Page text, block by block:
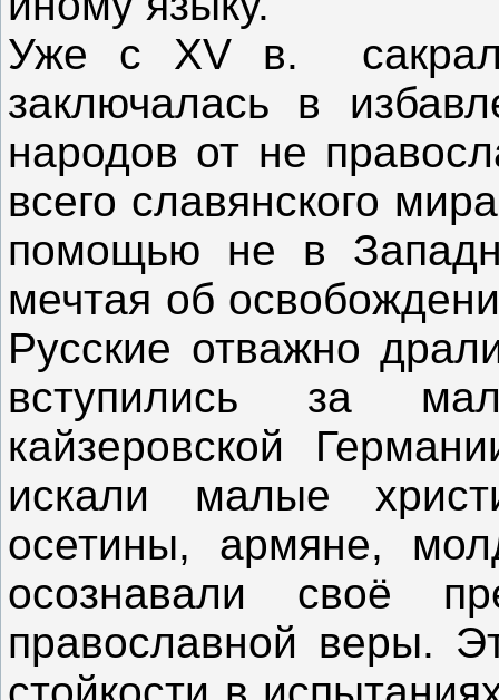
Уже с XV в.
заключалась в
народов от не
всего славянского
помощью не в
мечтая об
Русские отважно
вступились за
кайзеровской
искали малые
осетины, армяне,
осознавали своё
православной веры.